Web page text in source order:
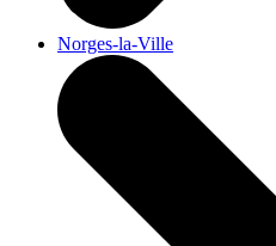
Norges-la-Ville